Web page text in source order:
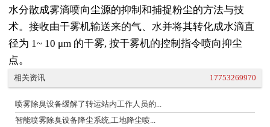
水分散成雾滴喷向尘源的抑制和捕捉粉尘的方法与技
术。接收由干雾机输送来的气、水并将其转化成水滴直
径为 1~ 10 μm 的干雾, 按干雾机的控制指令喷向抑尘
点。
相关资讯 17753269970
喷雾除臭设备缓解了转运站内工作人员的...
智能喷雾除臭设备降尘系统,工地降尘喷...